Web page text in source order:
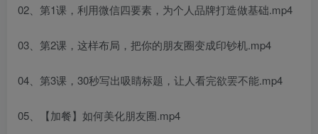
02、第1课，利用微信四要素，为个人品牌打造做基础.mp4
03、第2课，这样布局，把你的朋友圈变成印钞机.mp4
04、第3课，30秒写出吸睛标题，让人看完欲罢不能.mp4
05、【加餐】如何美化朋友圈.mp4